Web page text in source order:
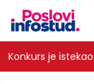
Konkurs je istekao.